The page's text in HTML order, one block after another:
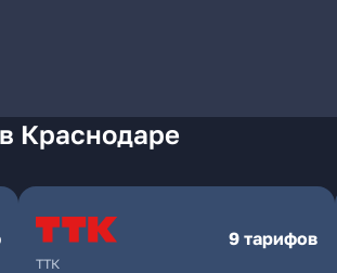
Краснодаре
ТТК
9 тарифов